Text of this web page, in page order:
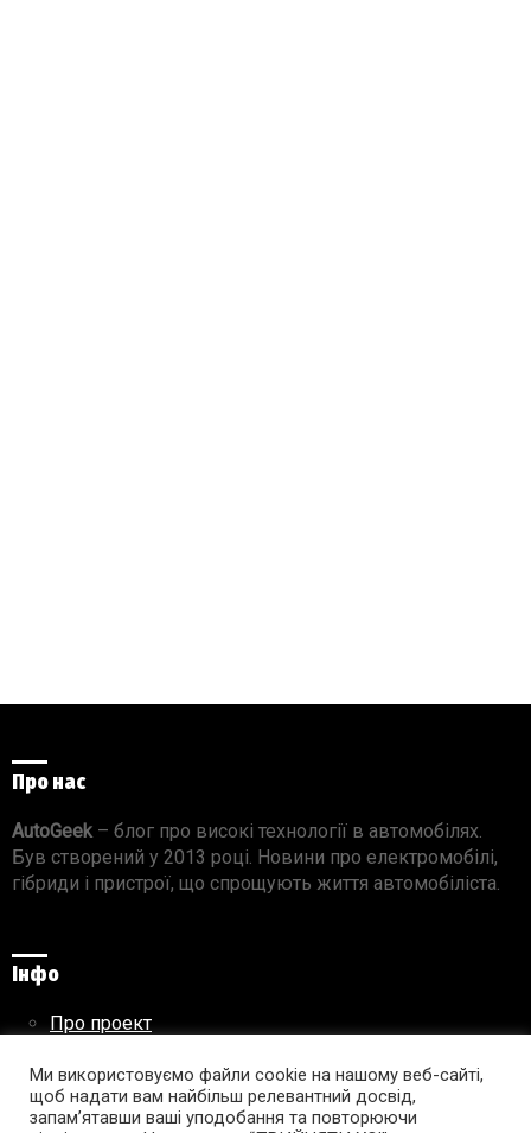
Про нас
AutoGeek – блог про високі технології в автомобілях.
Був створений у 2013 році. Новини про електромобілі,
гібриди і пристрої, що спрощують життя автомобіліста.
Інфо
Про проект
Правила використання матеріалів
Ми використовуємо файли cookie на нашому веб-сайті,
щоб надати вам найбільш релевантний досвід,
запам’ятавши ваші уподобання та повторюючи